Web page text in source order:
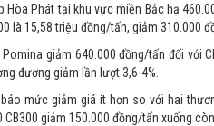
Hòa Phát tại khu vực miền Bắc hạ
là 15,58 triệu đồng/tấn, giảm 310.000
Pomina giảm 640.000 đồng/tấn đối với
đương giảm lần lượt 3,6-4%.
mức giảm giá ít hơn so với hai
CB300 giảm 150.000 đồng/tấn xuống